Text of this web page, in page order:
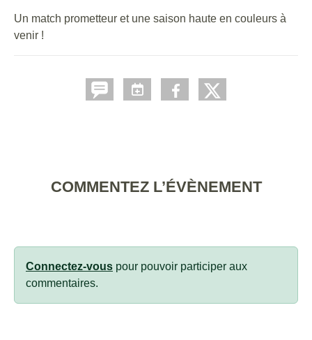
Un match prometteur et une saison haute en couleurs à
venir !
COMMENTEZ L’ÉVÈNEMENT
Connectez-vous pour pouvoir participer aux
commentaires.